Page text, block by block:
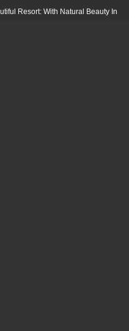
With Natural Beauty In The World